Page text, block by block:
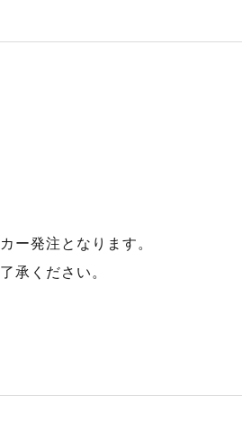
ー発注となります。
承ください。